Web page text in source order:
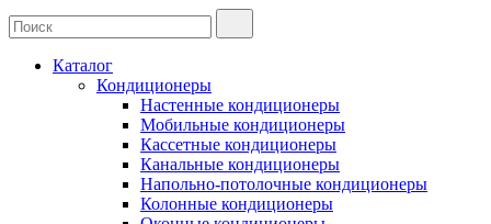
Каталог
Кондиционеры
Настенные кондиционеры
Мобильные кондиционеры
Кассетные кондиционеры
Канальные кондиционеры
Напольно-потолочные кондиционеры
Колонные кондиционеры